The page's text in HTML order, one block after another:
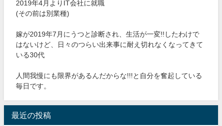
2019年4月よりIT会社に就職
(その前は別業種)
嫁が2019年7月にうつと診断され、生活が一変!!したわけで
はないけど、日々のつらい出来事に耐え切れなくなってきて
いる30代
人間我慢にも限界があるんだからな!!!と自分を奮起している
毎日です。
最近の投稿